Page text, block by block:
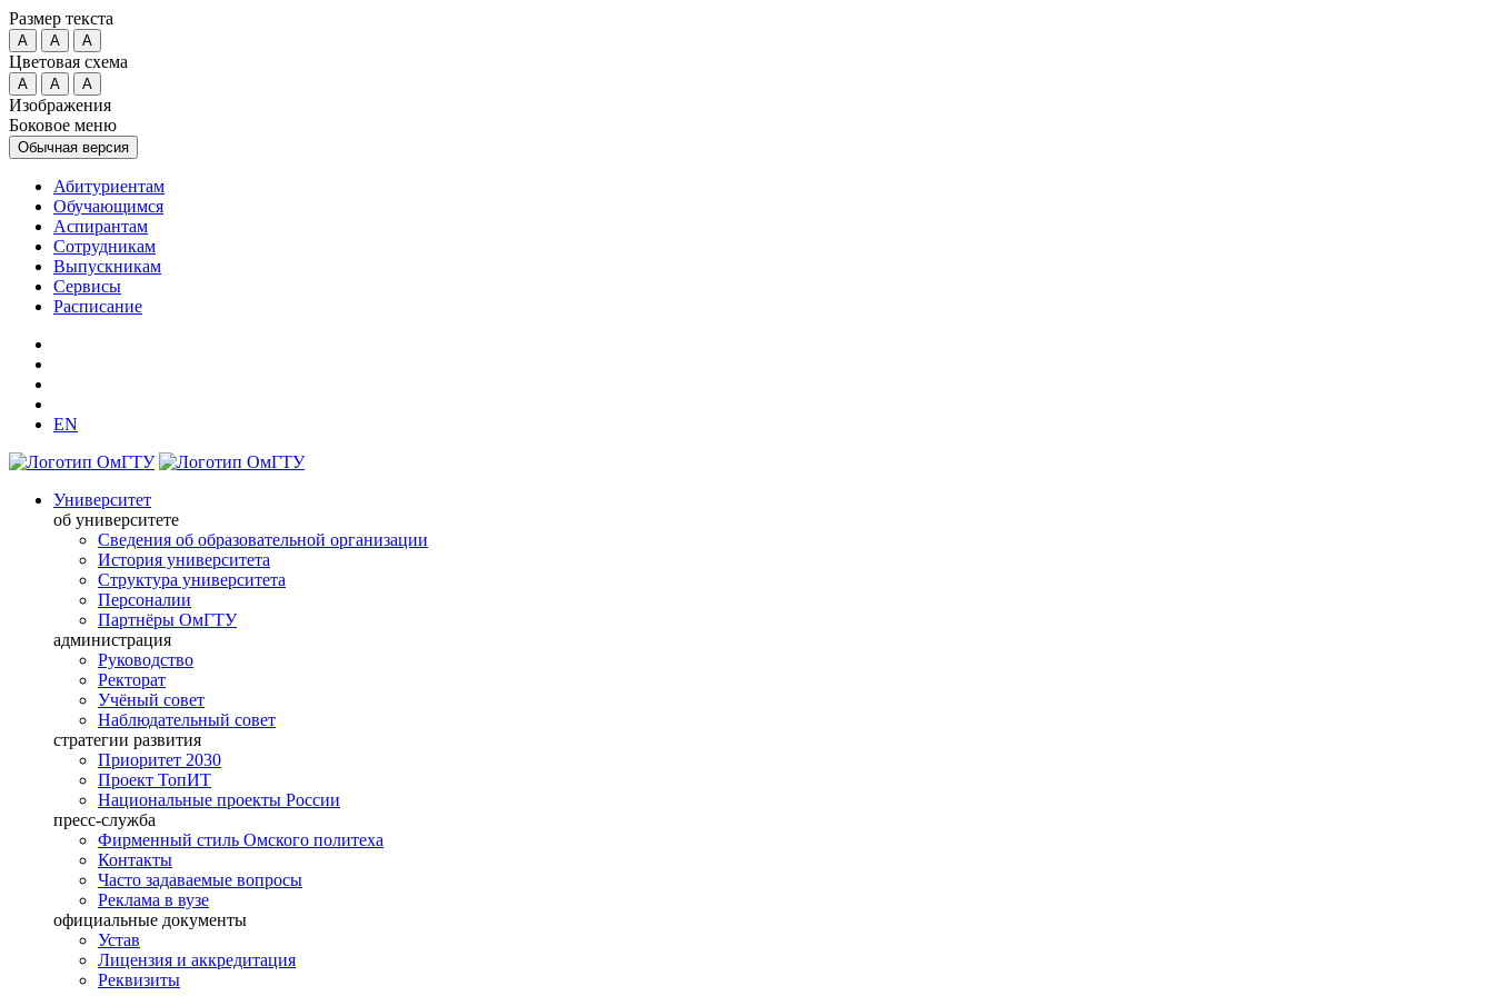
Размер текста
A A A
Цветовая схема
A A A
Изображения
Боковое меню
Обычная версия
Абитуриентам
Обучающимся
Аспирантам
Сотрудникам
Выпускникам
Сервисы
Расписание
EN
Университет
об университете
Сведения об образовательной организации
История университета
Структура университета
Персоналии
Партнёры ОмГТУ
администрация
Руководство
Ректорат
Учёный совет
Наблюдательный совет
стратегии развития
Приоритет 2030
Проект ТопИТ
Национальные проекты России
пресс-служба
Фирменный стиль Омского политеха
Контакты
Часто задаваемые вопросы
Реклама в вузе
официальные документы
Устав
Лицензия и аккредитация
Реквизиты